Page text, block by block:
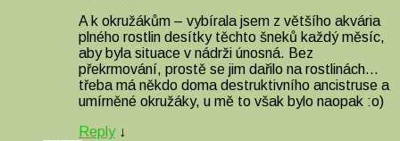
A k okružákům – vybírala jsem z většího akvária
plného rostlin desítky těchto šneků každý měsíc,
aby byla situace v nádrži únosná. Bez
překrmování, prostě se jim dařilo na rostlinách…
třeba má někdo doma destruktivního ancistruse a
umírněné okružáky, u mě to však bylo naopak :o)
Reply ↓